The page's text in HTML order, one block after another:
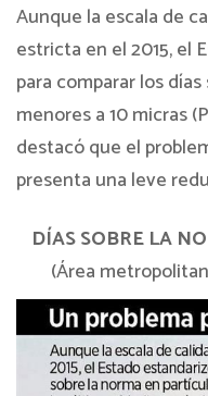
Aunque la escala de
estricta en el 2015, el
para comparar los
menores a 10 micras
destacó que el
presenta una leve
DÍAS SOBRE LA
(Área